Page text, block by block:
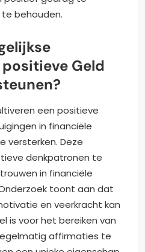
behouden.
Geld
een positieve
in financiële
versterken. Deze
denkpatronen te
in financiële
toont aan dat
en veerkracht kan
is voor het bereiken van
affirmaties te